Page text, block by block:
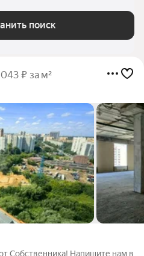
поиск
043 ₽ за м²
Собственника! Напишите нам в